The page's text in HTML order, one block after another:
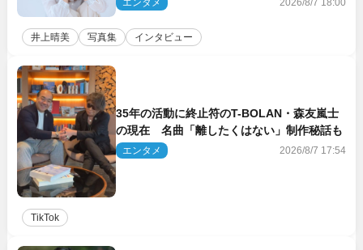
エンタメ 2026/8/7 18:00
井上晴美 写真集 インタビュー
35年の活動に終止符のT-BOLAN・森友嵐士
の現在 名曲「離したくはない」制作秘話も
エンタメ 2026/8/7 17:54
TikTok